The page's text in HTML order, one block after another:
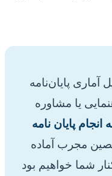
آماری پایان‌نامه
یا مشاوره
پایان نامه
مجرب آماده
شما خواهیم بود